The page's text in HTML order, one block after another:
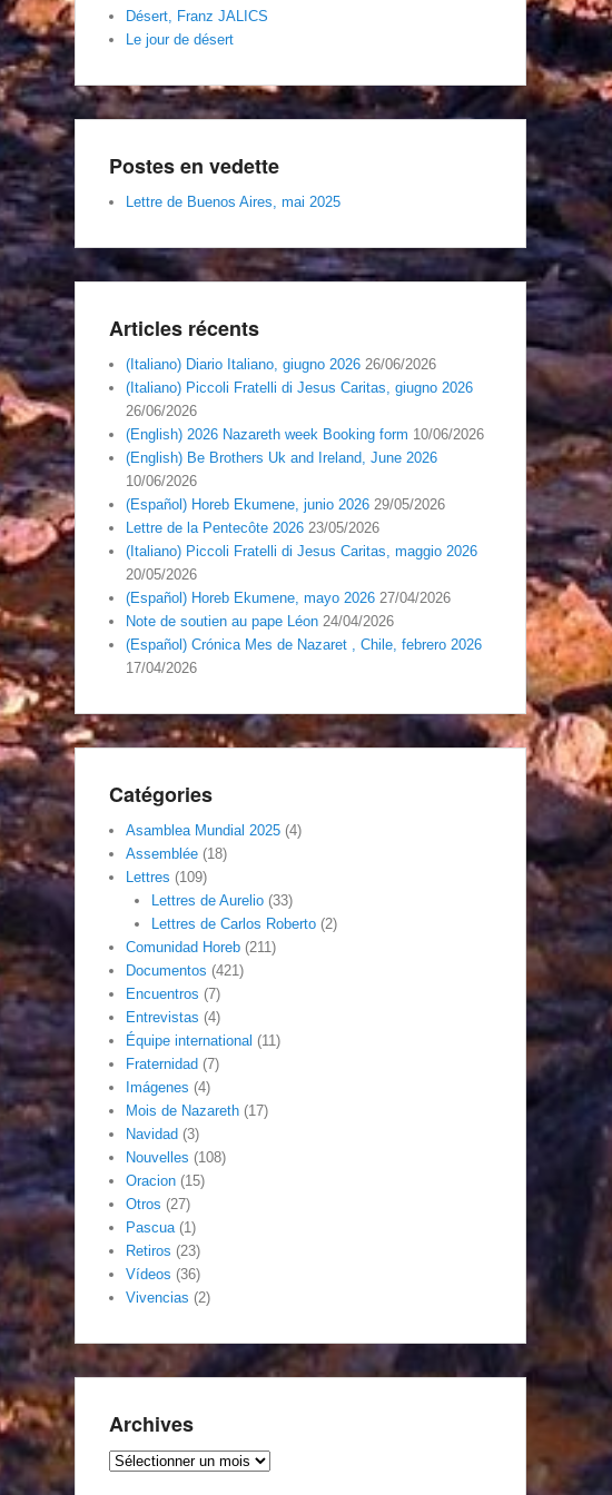
Désert, Franz JALICS
Le jour de désert
Postes en vedette
Lettre de Buenos Aires, mai 2025
Articles récents
(Italiano) Diario Italiano, giugno 2026 26/06/2026
(Italiano) Piccoli Fratelli di Jesus Caritas, giugno 2026
26/06/2026
(English) 2026 Nazareth week Booking form 10/06/2026
(English) Be Brothers Uk and Ireland, June 2026
10/06/2026
(Español) Horeb Ekumene, junio 2026 29/05/2026
Lettre de la Pentecôte 2026 23/05/2026
(Italiano) Piccoli Fratelli di Jesus Caritas, maggio 2026
20/05/2026
(Español) Horeb Ekumene, mayo 2026 27/04/2026
Note de soutien au pape Léon 24/04/2026
(Español) Crónica Mes de Nazaret , Chile, febrero 2026
17/04/2026
Catégories
Asamblea Mundial 2025 (4)
Assemblée (18)
Lettres (109)
Lettres de Aurelio(33)
Lettres de Carlos Roberto(2)
Comunidad Horeb (211)
Documentos (421)
Encuentros (7)
Entrevistas (4)
Équipe international (11)
Fraternidad (7)
Imágenes (4)
Mois de Nazareth (17)
Navidad (3)
Nouvelles (108)
Oracion (15)
Otros (27)
Pascua(1)
Retiros (23)
Vídeos (36)
Vivencias (2)
Archives
Archives